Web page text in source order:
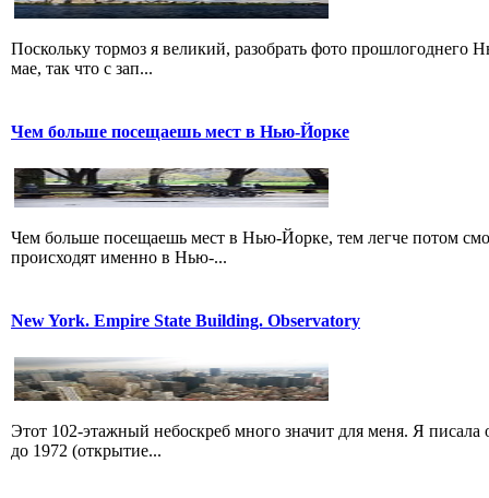
Поскольку тормоз я великий, разобрать фото прошлогоднего
мае, так что с зап...
Чем больше посещаешь мест в Нью-Йорке
Чем больше посещаешь мест в Нью-Йорке, тем легче потом
происходят именно в Нью-...
New York. Empire State Building. Observatory
Этот 102-этажный небоскреб много значит для меня. Я
до 1972 (открытие...